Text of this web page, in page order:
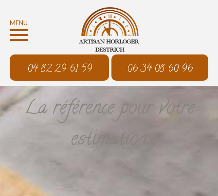
MENU
04 82 29 61 59 06 34 08 60 96
La référence pour votre
estimation